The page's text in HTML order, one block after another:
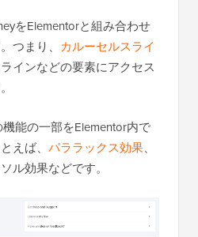
をElementorと組み合わせ
つまり、 カルーセルスライ
インなどの要素にアクセス
能の一部をElementor内で
えば、 パララックス効果、
ル効果などです。